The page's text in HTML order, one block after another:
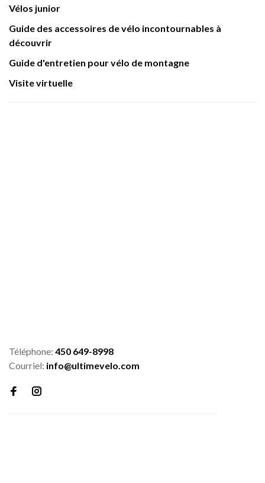
Vélos junior
Guide des accessoires de vélo incontournables à
découvrir
Guide d'entretien pour vélo de montagne
Visite virtuelle
Téléphone: 450 649-8998
Courriel: info@ultimevelo.com